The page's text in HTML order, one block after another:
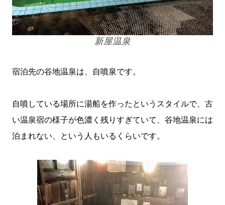
新屋温泉
宿泊先の谷地温泉は、自噴泉です。
自噴している場所に湯船を作ったというスタイルで、古
い温泉宿の様子が色濃く残りすぎていて、谷地温泉には
泊まれない、という人もいるくらいです。